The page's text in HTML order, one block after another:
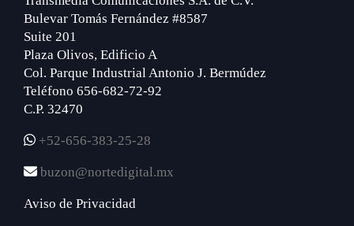
Bulevar Tomás Fernández #8587
Suite 201
Plaza Olivos, Edificio A
Col. Parque Industrial Antonio J. Bermúdez
Teléfono 656-682-72-92
C.P. 32470
+52-656-383-25-28
buzon@nortedigital.mx
Aviso de Privacidad